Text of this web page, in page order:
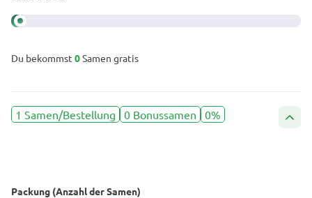
Du bekommst 0Samen gratis
1 Samen/Bestellung 0 Bonussamen 0%
Packung (Anzahl der Samen)